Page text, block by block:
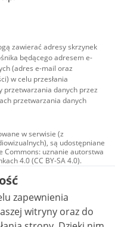
zawierać adresy skrzynek
będącego adresem e-
(adres e-mail oraz
w celu przesłania
przetwarzania danych przez
przetwarzania danych
w serwisie (z
są udostępniane
Commons: uznanie autorstwa
4.0 (CC BY-SA 4.0).
w tym zdjęcia, materiały
na licencji typu
autorstwa użycie
zależnych 4.0 (CC BY-
to stwierdzone inaczej.
zapewnienia
witryny oraz do